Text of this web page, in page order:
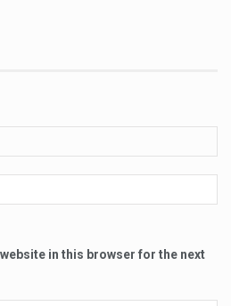
in this browser for the next